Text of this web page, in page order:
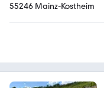
55246 Mainz-Kostheim